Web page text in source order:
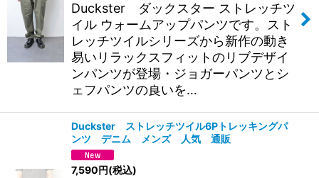
Duckster ダックスター ストレッチツ
イル ウォームアップパンツです。スト
レッチツイルシリーズから新作の動き
易いリラックスフィットのリブデザイ
ンパンツが登場・ジョガーパンツとシ
ェフパンツの良いを…
Duckster ストレッチツイル6Pトレッキングパ
ンツ デニム メンズ 人気 通販
7,590円(税込)